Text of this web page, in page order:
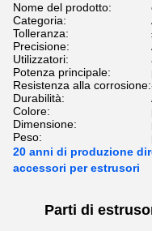
Nome del prodotto:
Categoria:
Tolleranza:
Precisione:
Utilizzatori:
Potenza principale:
Resistenza alla corrosione:
Durabilità:
Colore:
Dimensione:
Peso:
20 anni di produzione
accessori per estrusori
Parti di